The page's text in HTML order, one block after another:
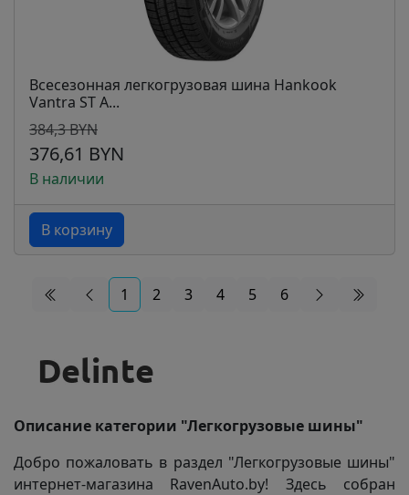
Всесезонная легкогрузовая шина Hankook
Vantra ST A...
384,3 BYN
376,61 BYN
В наличии
В корзину
1 2 3 4 5 6
Описание категории "Легкогрузовые шины"
Добро пожаловать в раздел "Легкогрузовые шины"
интернет-магазина RavenAuto.by! Здесь собран